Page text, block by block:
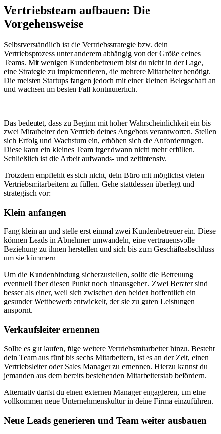
Vertriebsteam aufbauen: Die
Vorgehensweise
Selbstverständlich ist die Vertriebsstrategie bzw. dein
Vertriebsprozess unter anderem abhängig von der Größe deines
Teams. Mit wenigen Kundenbetreuern bist du nicht in der Lage,
eine Strategie zu implementieren, die mehrere Mitarbeiter benötigt.
Die meisten Startups fangen jedoch mit einer kleinen Belegschaft an
und wachsen im besten Fall kontinuierlich.
Das bedeutet, dass zu Beginn mit hoher Wahrscheinlichkeit ein bis
zwei Mitarbeiter den Vertrieb deines Angebots verantworten. Stellen
sich Erfolg und Wachstum ein, erhöhen sich die Anforderungen.
Diese kann ein kleines Team irgendwann nicht mehr erfüllen.
Schließlich ist die Arbeit aufwands- und zeitintensiv.
Trotzdem empfiehlt es sich nicht, dein Büro mit möglichst vielen
Vertriebsmitarbeitern zu füllen. Gehe stattdessen überlegt und
strategisch vor:
Klein anfangen
Fang klein an und stelle erst einmal zwei Kundenbetreuer ein. Diese
können Leads in Abnehmer umwandeln, eine vertrauensvolle
Beziehung zu ihnen herstellen und sich bis zum Geschäftsabschluss
um sie kümmern.
Um die Kundenbindung sicherzustellen, sollte die Betreuung
eventuell über diesen Punkt noch hinausgehen. Zwei Berater sind
besser als einer, weil sich zwischen den beiden hoffentlich ein
gesunder Wettbewerb entwickelt, der sie zu guten Leistungen
anspornt.
Verkaufsleiter ernennen
Sollte es gut laufen, füge weitere Vertriebsmitarbeiter hinzu. Besteht
dein Team aus fünf bis sechs Mitarbeitern, ist es an der Zeit, einen
Vertriebsleiter oder Sales Manager zu ernennen. Hierzu kannst du
jemanden aus dem bereits bestehenden Mitarbeiterstab befördern.
Alternativ darfst du einen externen Manager engagieren, um eine
vollkommen neue Unternehmenskultur in deine Firma einzuführen.
Neue Leads generieren und Team weiter ausbauen